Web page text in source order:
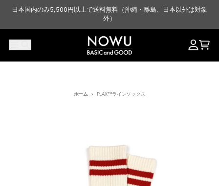
コンテンツに進む
日本国内のみ5,500円以上で送料無料（沖縄・離島、日本以外は対象
外）
ホーム PLAX™ラインソックス